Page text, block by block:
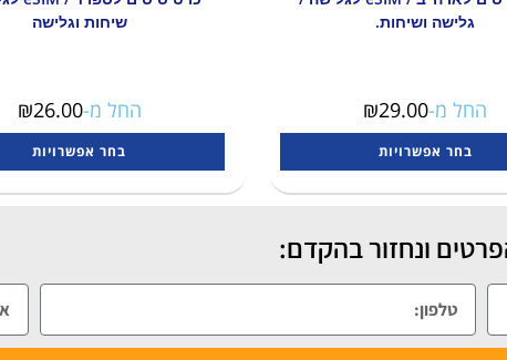
גלישה ושיחות.
החל מ- ₪29.00
בחר אפשרויות
שיחות וגלישה
החל מ- ₪26.00
בחר אפשרויות
ונחזור בהקדם: